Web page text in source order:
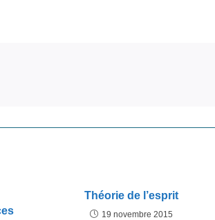
Théorie de l’esprit
19 novembre 2015